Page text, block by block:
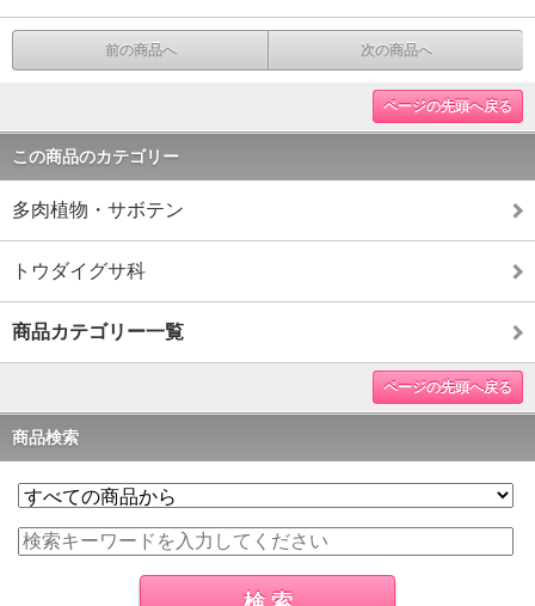
前の商品へ 次の商品へ
ページの先頭へ戻る
この商品のカテゴリー
多肉植物・サボテン
トウダイグサ科
商品カテゴリー一覧
ページの先頭へ戻る
商品検索